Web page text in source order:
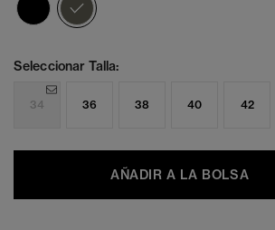
Seleccionar Talla:
34 36 38 40 42
AÑADIR A LA BOLSA